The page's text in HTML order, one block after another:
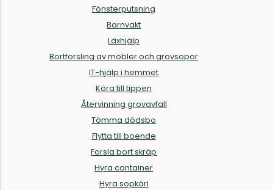
Fönsterputsning
Barnvakt
Läxhjälp
Bortforsling av möbler och grovsopor
IT-hjälp i hemmet
Köra till tippen
Återvinning grovavfall
Tömma dödsbo
Flytta till boende
Forsla bort skräp
Hyra container
Hyra sopkärl